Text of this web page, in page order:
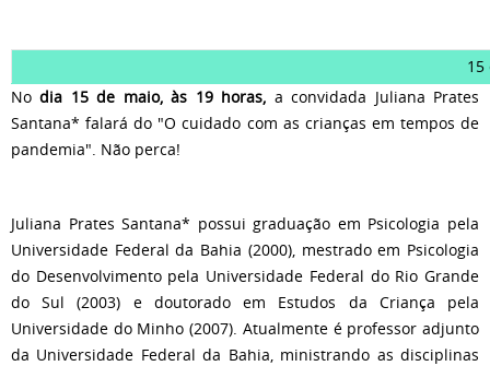
15
Nodia 15 de maio, às 19 horas, a convidada Juliana Prates
Santana* falará do "O cuidado com as crianças em tempos de
pandemia". Não perca!
Juliana Prates Santana* possui graduação em Psicologia pela
Universidade Federal da Bahia (2000), mestrado em Psicologia
do Desenvolvimento pela Universidade Federal do Rio Grande
do Sul (2003) e doutorado em Estudos da Criança pela
Universidade do Minho (2007). Atualmente é professor adjunto
da Universidade Federal da Bahia, ministrando as disciplinas